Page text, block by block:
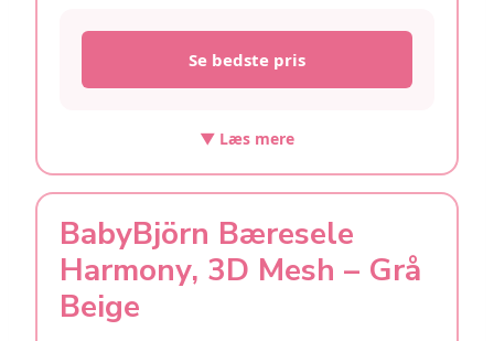
Se bedste pris
▼ Læs mere
BabyBjörn Bæresele
Harmony, 3D Mesh – Grå
Beige